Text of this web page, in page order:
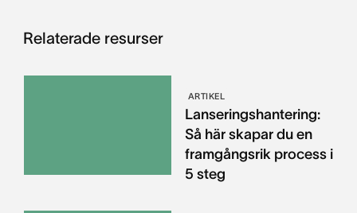
Relaterade resurser
ARTIKEL
Lanseringshantering:
Så här skapar du en
framgångsrik process i
5 steg